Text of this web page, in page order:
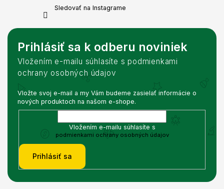
Sledovať na Instagrame
Prihlásiť sa k odberu noviniek
Vložením e-mailu súhlasíte s podmienkami
ochrany osobných údajov
Vložte svoj e-mail a my Vám budeme zasielať informácie o
nových produktoch na našom e-shope.
Vložením e-mailu súhlasíte s
podmienkami ochrany osobných údajov
Prihlásiť sa